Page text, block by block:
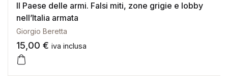
Il Paese delle armi. Falsi miti, zone grigie e lobby
nell’Italia armata
Giorgio Beretta
15,00 € iva inclusa